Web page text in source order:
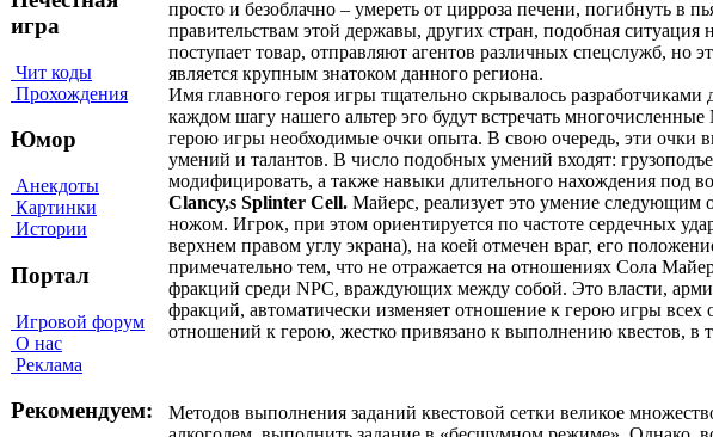
игра
Чит коды
Прохождения
Юмор
Анекдоты
Картинки
Истории
Портал
Игровой форум
О нас
Реклама
Рекомендуем:
просто и безоблачно – умереть от цирроза печени, погибнуть в
правительствам этой державы, других стран, подобная
поступает товар, отправляют агентов различных спецслужб, но
является крупным знатоком данного региона.
Имя главного героя игры тщательно скрывалось
каждом шагу нашего альтер эго будут встречать
герою игры необходимые очки опыта. В свою очередь, эти очки
умений и талантов. В число подобных умений входят:
модифицировать, а также навыки длительного нахождения под
Clancy,s Splinter Cell. Майерс, реализует это умение следующим
ножом. Игрок, при этом ориентируется по частоте сердечных
верхнем правом углу экрана), на коей отмечен враг, его
примечательно тем, что не отражается на отношениях Сола
фракций среди NPC, враждующих между собой. Это власти,
фракций, автоматически изменяет отношение к герою игры всех
отношений к герою, жестко привязано к выполнению квестов, в
Методов выполнения заданий квестовой сетки великое